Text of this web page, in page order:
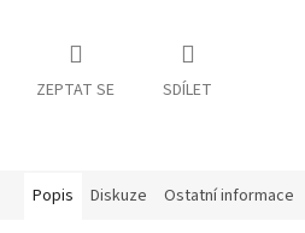
ZEPTAT SE SDÍLET
Popis Diskuze Ostatní informace